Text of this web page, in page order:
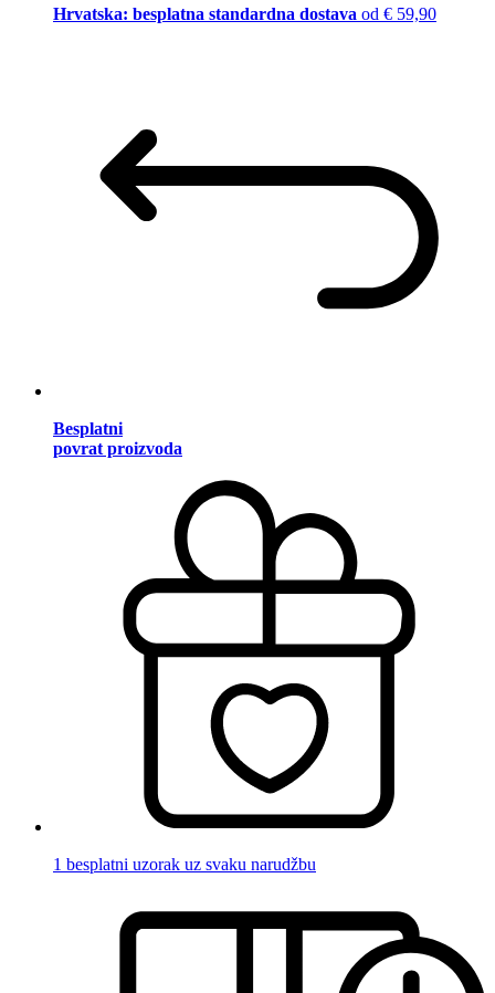
Hrvatska: besplatna standardna dostava od € 59,90
Besplatni
povrat proizvoda
1 besplatni uzorak uz svaku narudžbu